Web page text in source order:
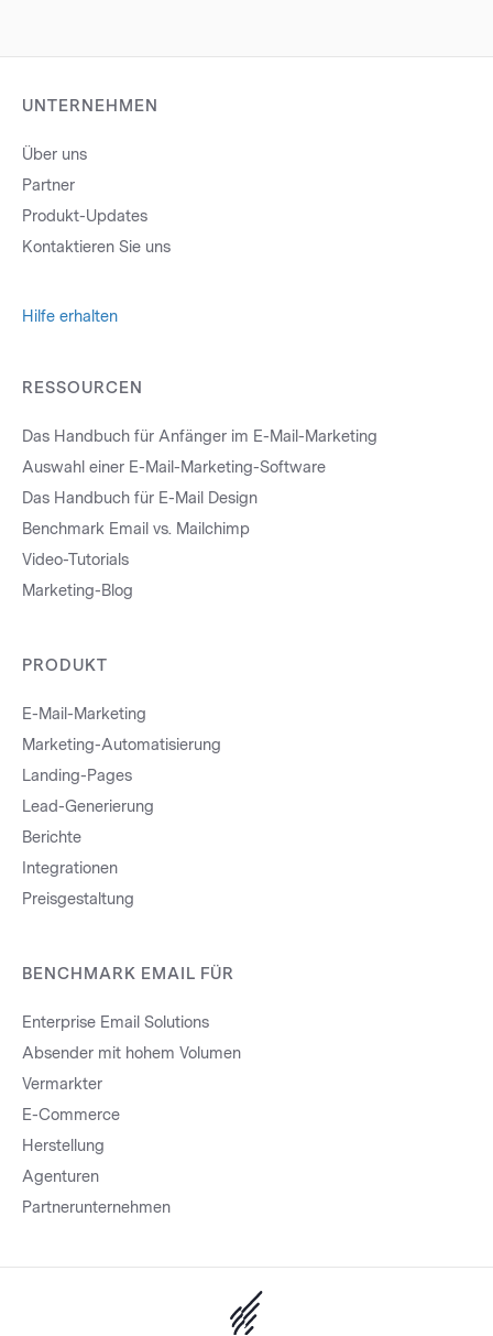
UNTERNEHMEN
Über uns
Partner
Produkt-Updates
Kontaktieren Sie uns
Hilfe erhalten
RESSOURCEN
Das Handbuch für Anfänger im E-Mail-Marketing
Auswahl einer E-Mail-Marketing-Software
Das Handbuch für E-Mail Design
Benchmark Email vs. Mailchimp
Video-Tutorials
Marketing-Blog
PRODUKT
E-Mail-Marketing
Marketing-Automatisierung
Landing-Pages
Lead-Generierung
Berichte
Integrationen
Preisgestaltung
BENCHMARK EMAIL FÜR
Enterprise Email Solutions
Absender mit hohem Volumen
Vermarkter
E-Commerce
Herstellung
Agenturen
Partnerunternehmen